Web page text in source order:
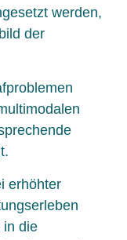
werden,
der
erhöhter
in die